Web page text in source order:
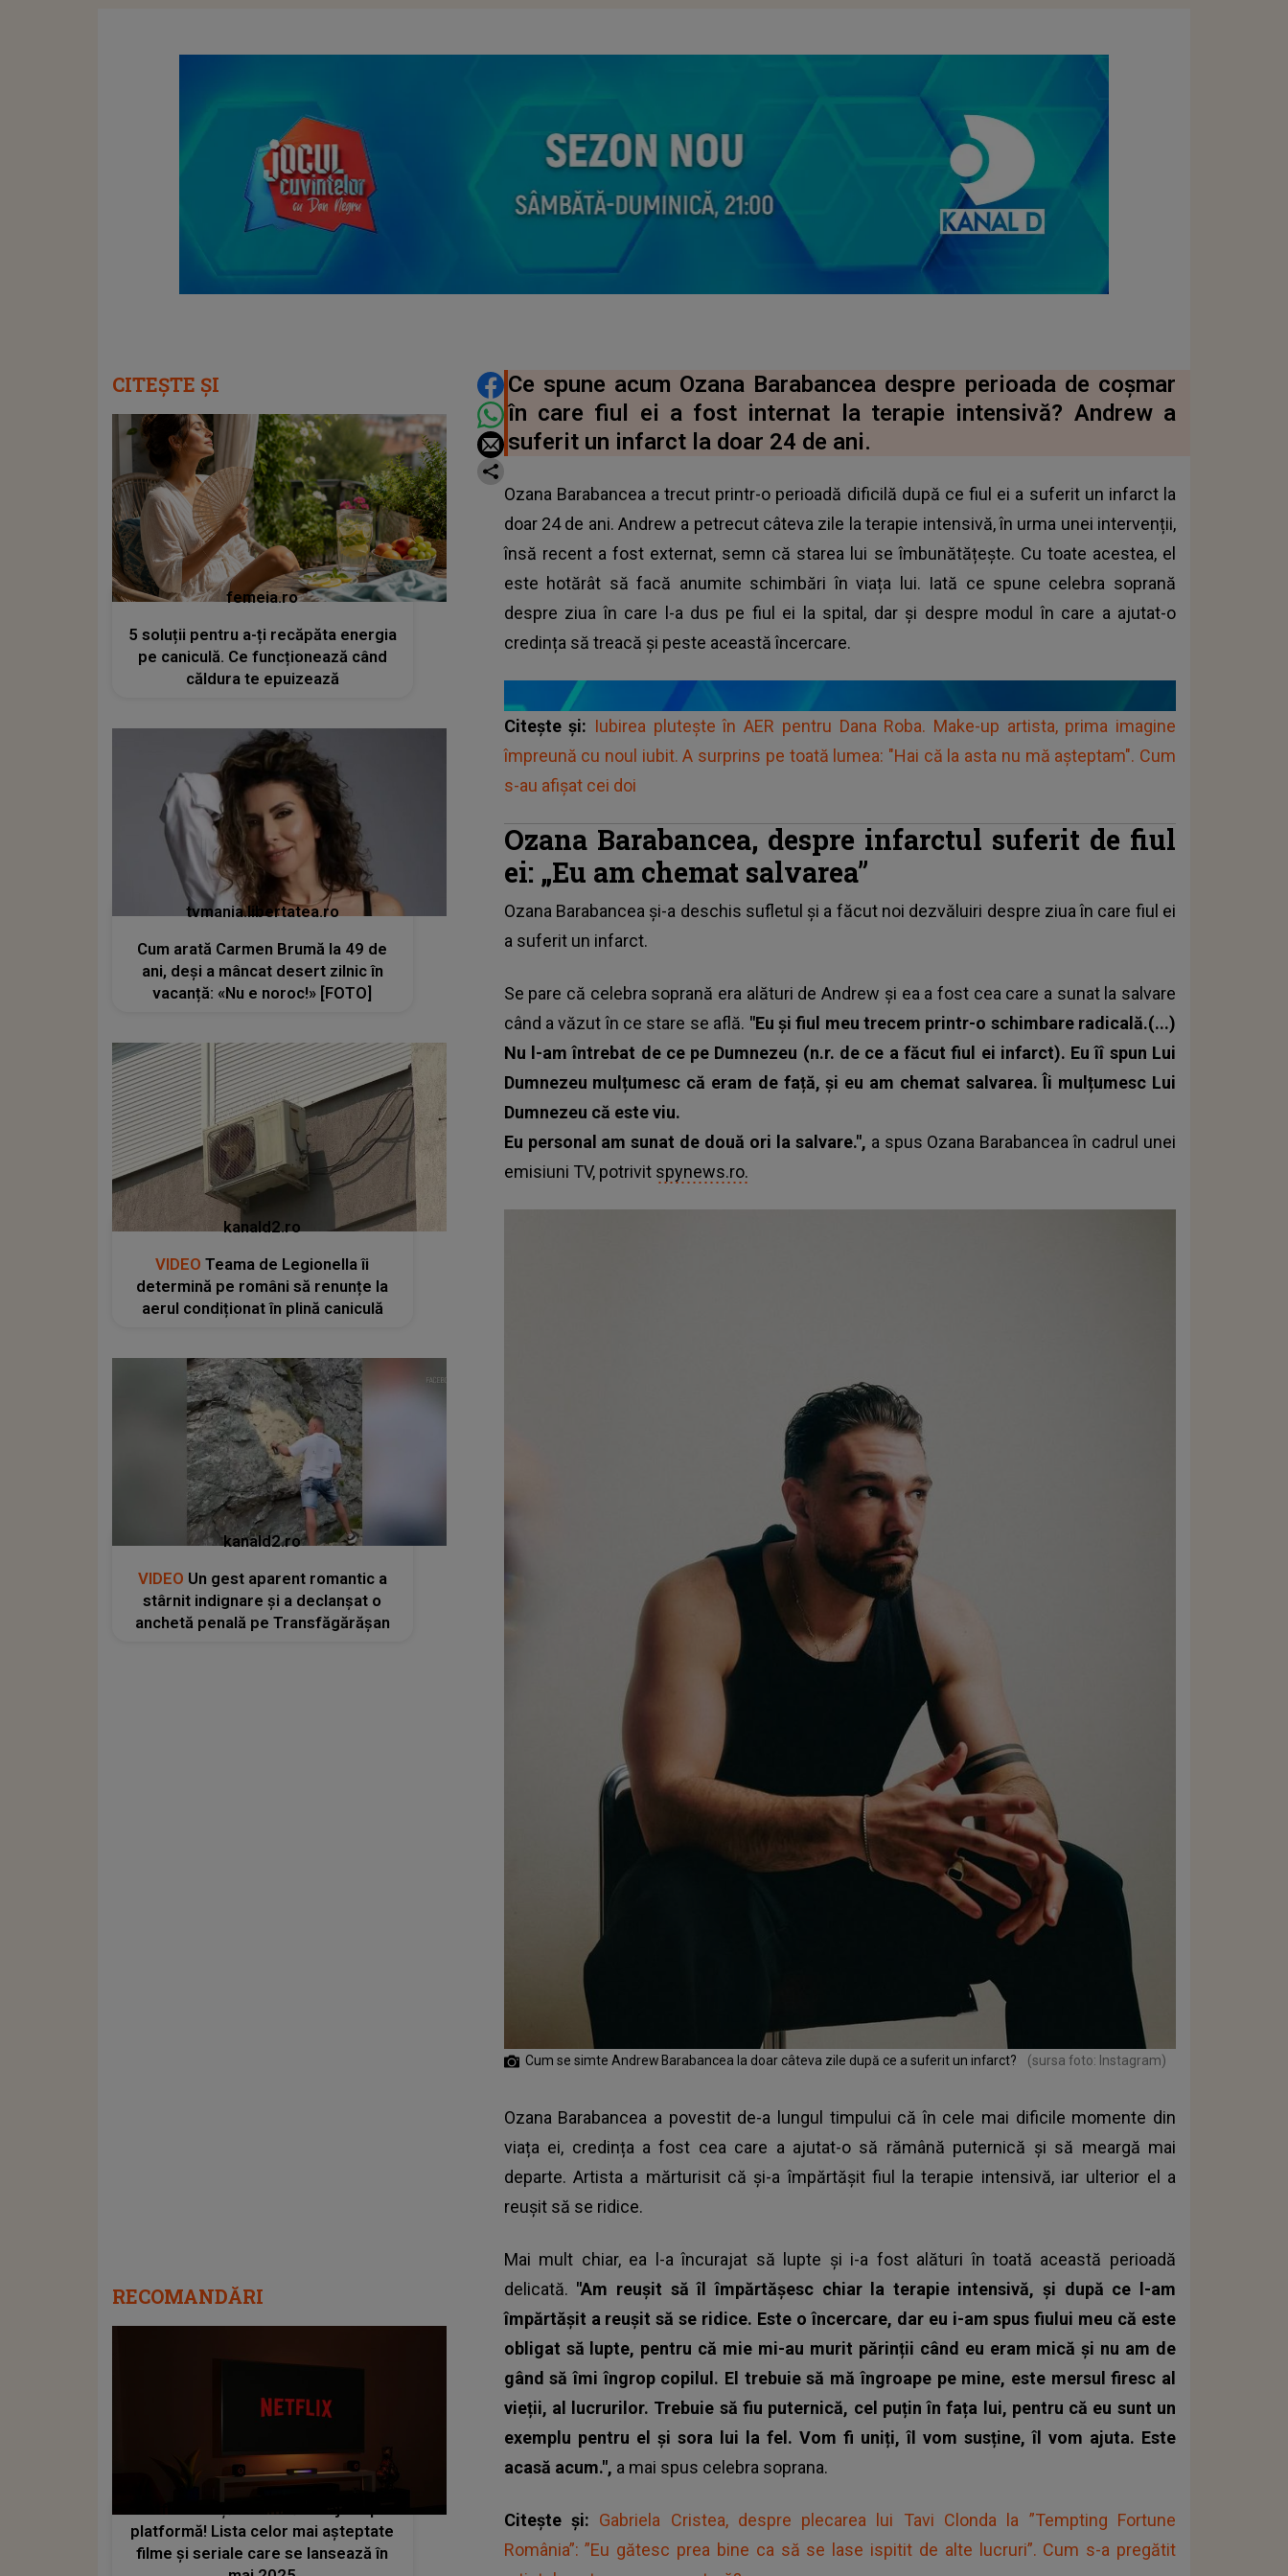
DISTRIBUIE ARTICOLUL
Ce spune acum Ozana Barabancea despre perioada de coșmar
în care fiul ei a fost internat la terapie intensivă? Andrew a
suferit un infarct la doar 24 de ani.
Ozana Barabancea a trecut printr-o perioadă dificilă după ce fiul ei a suferit un infarct la
doar 24 de ani. Andrew a petrecut câteva zile la terapie intensivă, în urma unei intervenții,
însă recent a fost externat, semn că starea lui se îmbunătățește. Cu toate acestea, el
este hotărât să facă anumite schimbări în viața lui. Iată ce spune celebra soprană
despre ziua în care l-a dus pe fiul ei la spital, dar și despre modul în care a ajutat-o
credința să treacă și peste această încercare.
Citește și: Iubirea plutește în AER pentru Dana Roba. Make-up artista, prima imagine
împreună cu noul iubit. A surprins pe toată lumea: "Hai că la asta nu mă așteptam". Cum
s-au afișat cei doi
Ozana Barabancea, despre infarctul suferit de fiul
ei: „Eu am chemat salvarea”
Ozana Barabancea și-a deschis sufletul și a făcut noi dezvăluiri despre ziua în care fiul ei
a suferit un infarct.
Se pare că celebra soprană era alături de Andrew și ea a fost cea care a sunat la salvare
când a văzut în ce stare se află. "Eu și fiul meu trecem printr-o schimbare radicală.(...)
Nu l-am întrebat de ce pe Dumnezeu (n.r. de ce a făcut fiul ei infarct). Eu îî spun Lui
Dumnezeu mulțumesc că eram de față, și eu am chemat salvarea. Îi mulțumesc Lui
Dumnezeu că este viu.
Eu personal am sunat de două ori la salvare.", a spus Ozana Barabancea în cadrul unei
emisiuni TV, potrivit spynews.ro.
Cum se simte Andrew Barabancea la doar câteva zile după ce a suferit un infarct? (sursa foto: Instagram)
Ozana Barabancea a povestit de-a lungul timpului că în cele mai dificile momente din
viața ei, credința a fost cea care a ajutat-o să rămână puternică și să meargă mai
departe. Artista a mărturisit că și-a împărtășit fiul la terapie intensivă, iar ulterior el a
reușit să se ridice.
Mai mult chiar, ea l-a încurajat să lupte și i-a fost alături în toată această perioadă
delicată. "Am reușit să îl împărtășesc chiar la terapie intensivă, și după ce l-am
împărtășit a reușit să se ridice. Este o încercare, dar eu i-am spus fiului meu că este
obligat să lupte, pentru că mie mi-au murit părinții când eu eram mică și nu am de
gând să îmi îngrop copilul. El trebuie să mă îngroape pe mine, este mersul firesc al
vieții, al lucrurilor. Trebuie să fiu puternică, cel puțin în fața lui, pentru că eu sunt un
exemplu pentru el și sora lui la fel. Vom fi uniți, îl vom susține, îl vom ajuta. Este
acasă acum.", a mai spus celebra soprana.
Citește și: Gabriela Cristea, despre plecarea lui Tavi Clonda la ”Tempting Fortune
România”: ”Eu gătesc prea bine ca să se lase ispitit de alte lucruri”. Cum s-a pregătit
CITEȘTE ȘI
femeia.ro
5 soluții pentru a-ți recăpăta energia
pe caniculă. Ce funcționează când
căldura te epuizează
tvmania.libertatea.ro
Cum arată Carmen Brumă la 49 de
ani, deși a mâncat desert zilnic în
vacanță: «Nu e noroc!» [FOTO]
kanald2.ro
VIDEO Teama de Legionella îi
determină pe români să renunțe la
aerul condiționat în plină caniculă
kanald2.ro
VIDEO Un gest aparent romantic a
stârnit indignare și a declanșat o
anchetă penală pe Transfăgărășan
RECOMANDĂRI
platformă! Lista celor mai așteptate
filme și seriale care se lansează în